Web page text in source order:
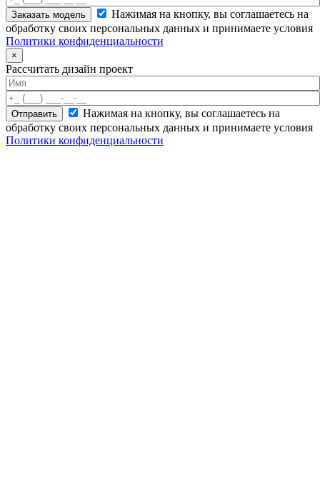
Нажимая на кнопку, вы соглашаетесь на
обработку своих персональных данных и принимаете условия
Политики конфиденциальности
×
Рассчитать дизайн проект
Нажимая на кнопку, вы соглашаетесь на
обработку своих персональных данных и принимаете условия
Политики конфиденциальности